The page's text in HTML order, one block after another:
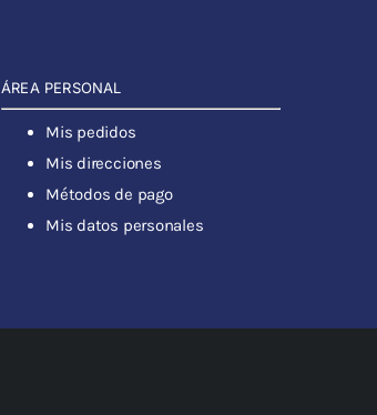
ÁREA PERSONAL
Mis pedidos
Mis direcciones
Métodos de pago
Mis datos personales